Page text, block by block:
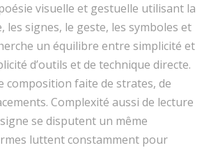
visuelle et gestuelle utilisant la
les signes, le geste, les symboles et
un équilibre entre simplicité et
d’outils et de technique directe.
composition faite de strates, de
Complexité aussi de lecture
se disputent un même
luttent constamment pour